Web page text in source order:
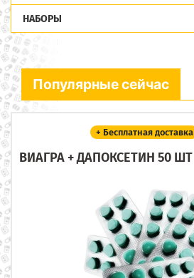
НАБОРЫ
Популярные сейчас
+ Бесплатная доставка
ВИАГРА + ДАПОКСЕТИН 50 ШТ